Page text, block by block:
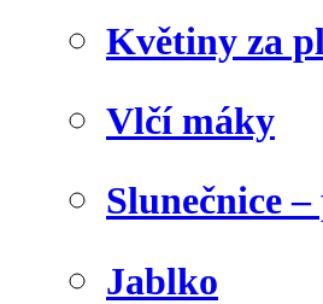
Květiny za
Vlčí máky
Slunečnice
Jablko